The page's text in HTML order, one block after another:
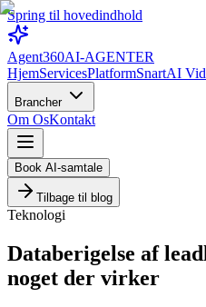
Spring til hovedindhold
Agent360AI-AGENTER
HjemServicesPlatformSnartAI
Brancher
Om OsKontakt
Book AI-samtale
Tilbage til blog
Teknologi
Databerigelse af
noget der virker